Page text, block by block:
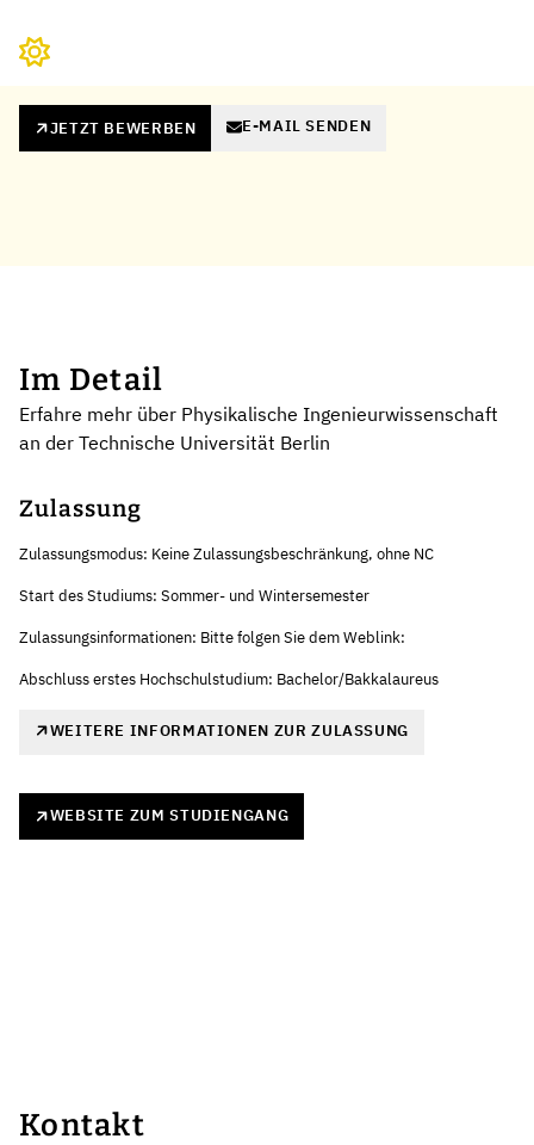
JETZT BEWERBEN E-MAIL SENDEN
Im Detail
Erfahre mehr über Physikalische Ingenieurwissenschaft
an der Technische Universität Berlin
Zulassung
Zulassungsmodus: Keine Zulassungsbeschränkung, ohne NC
Start des Studiums: Sommer- und Wintersemester
Zulassungsinformationen: Bitte folgen Sie dem Weblink:
Abschluss erstes Hochschulstudium: Bachelor/Bakkalaureus
WEITERE INFORMATIONEN ZUR ZULASSUNG
WEBSITE ZUM STUDIENGANG
Kontakt